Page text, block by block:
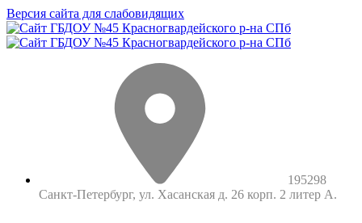
Версия сайта для слабовидящих
195298
Санкт-Петербург, ул. Хасанская д. 26 корп. 2 литер А.